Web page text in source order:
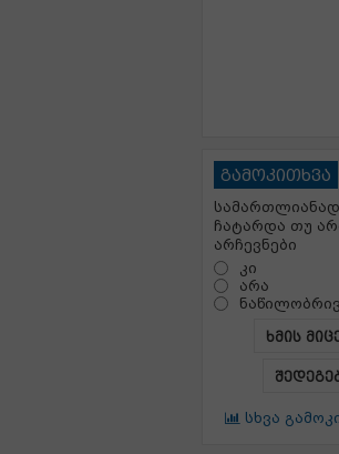
გამოკითხვა
სამართლიანად
ჩატარდა თუ
არჩევნები
კი
არა
ნაწილობრივ
ხმის
სხვა